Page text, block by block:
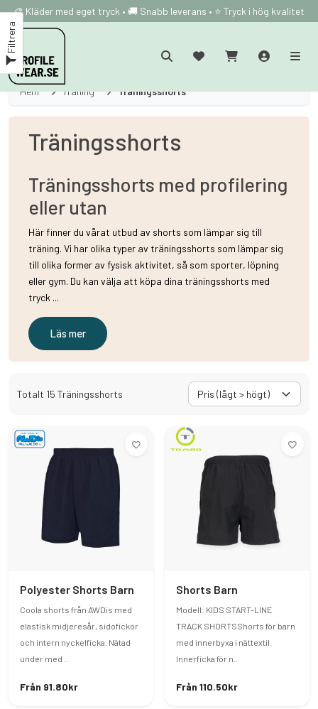
Filtrera
🎨 Kläder med eget tryck • 🚚 Snabb leverans • ⭐ Tryck i hög kvalitet
Hem Träning Träningsshorts
Träningsshorts
Träningsshorts med profilering
eller utan
Här finner du vårat utbud av shorts som lämpar sig till
träning. Vi har olika typer av träningsshorts som lämpar sig
till olika former av fysisk aktivitet, så som sporter, löpning
eller gym. Du kan välja att köpa dina träningsshorts med
tryck ...
Läs mer
Totalt 15 Träningsshorts
Polyester Shorts Barn
Coola shorts från AWDis med
elastisk midjeresår, sidofickor
och intern nyckelficka. Nätad
under med ..
Från 91.80kr
Shorts Barn
Modell: KIDS START-LINE
TRACK SHORTSShorts för barn
med innerbyxa i nättextil.
Innerficka för n..
Från 110.50kr